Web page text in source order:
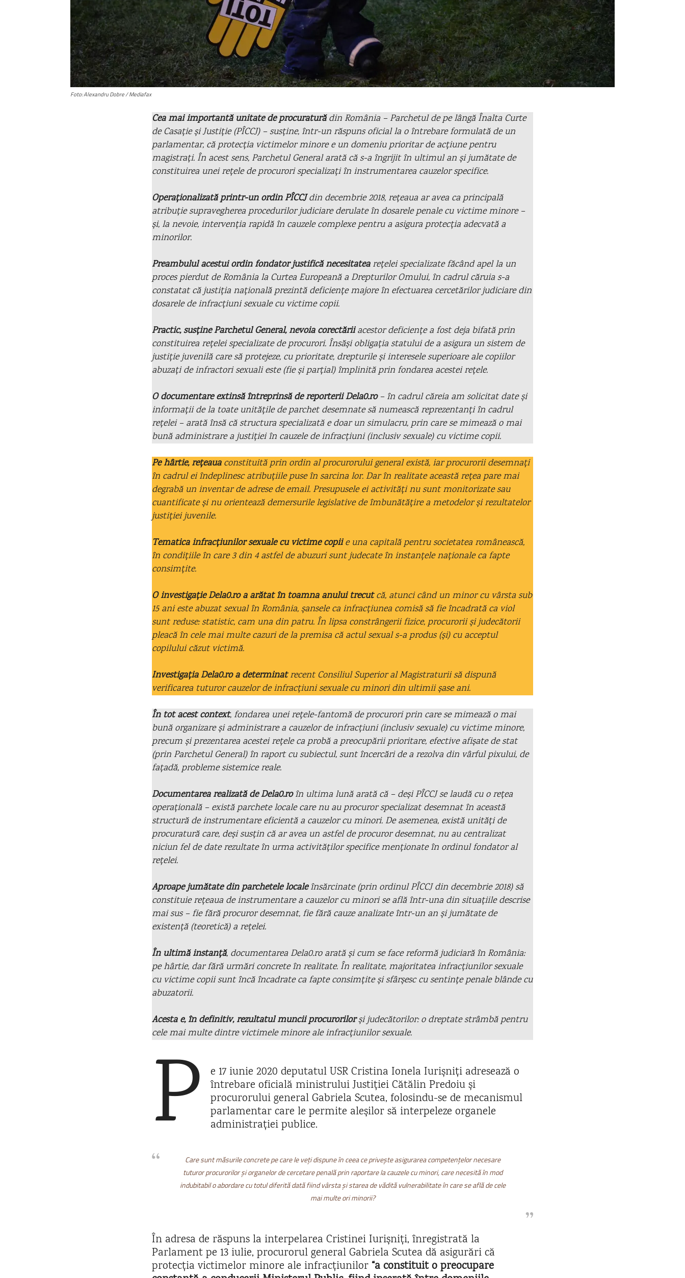
Foto: Alexandru Dobre / Mediafax
Cea mai importantă unitate de procuraturădin România – Parchetul de pe lângă Înalta Curte
de Casație și Justiție (PÎCCJ) – susține, într-un răspuns oficial la o întrebare formulată de un
parlamentar, că protecția victimelor minore e un domeniu prioritar de acțiune pentru
magistrați. În acest sens, Parchetul General arată că s-a îngrijit în ultimul an și jumătate de
constituirea unei rețele de procurori specializați în instrumentarea cauzelor specifice.
Operaționalizată printr-un ordin PÎCCJdin decembrie 2018, rețeaua ar avea ca principală
atribuție supravegherea procedurilor judiciare derulate în dosarele penale cu victime minore –
și, la nevoie, intervenția rapidă în cauzele complexe pentru a asigura protecția adecvată a
minorilor.
Preambulul acestui ordin fondator justifică necesitatearețelei specializate făcând apel la un
proces pierdut de România la Curtea Europeană a Drepturilor Omului, în cadrul căruia s-a
constatat că justiția națională prezintă deficiențe majore în efectuarea cercetărilor judiciare din
dosarele de infracțiuni sexuale cu victime copii.
Practic, susține Parchetul General, nevoia corectăriiacestor deficiențe a fost deja bifată prin
constituirea rețelei specializate de procurori. Însăși obligația statului de a asigura un sistem de
justiție juvenilă care să protejeze, cu prioritate, drepturile și interesele superioare ale copiilor
abuzați de infractori sexuali este (fie și parțial) împlinită prin fondarea acestei rețele.
O documentare extinsă întreprinsă de reporterii Dela0.ro– în cadrul căreia am solicitat date și
informații de la toate unitățile de parchet desemnate să numească reprezentanți în cadrul
rețelei – arată însă că structura specializată e doar un simulacru, prin care se mimează o mai
bună administrare a justiției în cauzele de infracțiuni (inclusiv sexuale) cu victime copii.
Pe hârtie, rețeauaconstituită prin ordin al procurorului general există, iar procurorii desemnați
în cadrul ei îndeplinesc atribuțiile puse în sarcina lor. Dar în realitate această rețea pare mai
degrabă un inventar de adrese de email. Presupusele ei activități nu sunt monitorizate sau
cuantificate și nu orientează demersurile legislative de îmbunătățire a metodelor și rezultatelor
justiției juvenile.
Tematica infracțiunilor sexuale cu victime copiie una capitală pentru societatea românească,
în condițiile în care 3 din 4 astfel de abuzuri sunt judecate în instanțele naționale ca fapte
consimțite.
O investigație Dela0.ro a arătat în toamna anului trecutcă, atunci când un minor cu vârsta sub
15 ani este abuzat sexual în România, șansele ca infracțiunea comisă să fie încadrată ca viol
sunt reduse: statistic, cam una din patru. În lipsa constrângerii fizice, procurorii și judecătorii
pleacă în cele mai multe cazuri de la premisa că actul sexual s-a produs (și) cu acceptul
copilului căzut victimă.
Investigația Dela0.ro a determinatrecent Consiliul Superior al Magistraturii să dispună
verificarea tuturor cauzelor de infracțiuni sexuale cu minori din ultimii șase ani.
În tot acest context, fondarea unei rețele-fantomă de procurori prin care se mimează o mai
bună organizare și administrare a cauzelor de infracțiuni (inclusiv sexuale) cu victime minore,
precum și prezentarea acestei rețele ca probă a preocupării prioritare, efective afișate de stat
(prin Parchetul General) în raport cu subiectul, sunt încercări de a rezolva din vârful pixului, de
fațadă, probleme sistemice reale.
Documentarea realizată de Dela0.roîn ultima lună arată că – deși PÎCCJ se laudă cu o rețea
operațională – există parchete locale care nu au procuror specializat desemnat în această
structură de instrumentare eficientă a cauzelor cu minori. De asemenea, există unități de
procuratură care, deși susțin că ar avea un astfel de procuror desemnat, nu au centralizat
niciun fel de date rezultate în urma activităților specifice menționate în ordinul fondator al
rețelei.
Aproape jumătate din parchetele localeînsărcinate (prin ordinul PÎCCJ din decembrie 2018) să
constituie rețeaua de instrumentare a cauzelor cu minori se află într-una din situațiile descrise
mai sus – fie fără procuror desemnat, fie fără cauze analizate într-un an și jumătate de
existență (teoretică) a rețelei.
În ultimă instanță, documentarea Dela0.ro arată și cum se face reformă judiciară în România:
pe hârtie, dar fără urmări concrete în realitate. În realitate, majoritatea infracțiunilor sexuale
cu victime copii sunt încă încadrate ca fapte consimțite și sfârșesc cu sentințe penale blânde cu
abuzatorii.
Acesta e, în definitiv, rezultatul muncii procurorilorși judecătorilor: o dreptate strâmbă pentru
cele mai multe dintre victimele minore ale infracțiunilor sexuale.
P
e 17 iunie 2020 deputatul USR Cristina Ionela Iurișniți adresează o
întrebare oficială ministrului Justiției Cătălin Predoiu și
procurorului general Gabriela Scutea, folosindu-se de mecanismul
parlamentar care le permite aleșilor să interpeleze organele
administrației publice.
Care sunt măsurile concrete pe care le veți dispune în ceea ce privește asigurarea competențelor necesare
tuturor procurorilor și organelor de cercetare penală prin raportare la cauzele cu minori, care necesită în mod
indubitabil o abordare cu totul diferită dată fiind vârsta și starea de vădită vulnerabilitate în care se află de cele
mai multe ori minorii?
În adresa de răspuns la interpelarea Cristinei Iurișniți, înregistrată la
Parlament pe 13 iulie, procurorul general Gabriela Scutea dă asigurări că
protecția victimelor minore ale infracțiunilor “a constituit o preocupare